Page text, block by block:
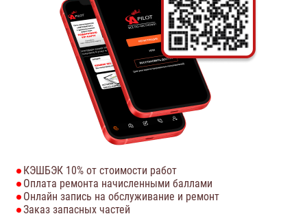
КЭШБЭК 10% от стоимости работ
Оплата ремонта начисленными баллами
Онлайн запись на обслуживание и ремонт
Заказ запасных частей